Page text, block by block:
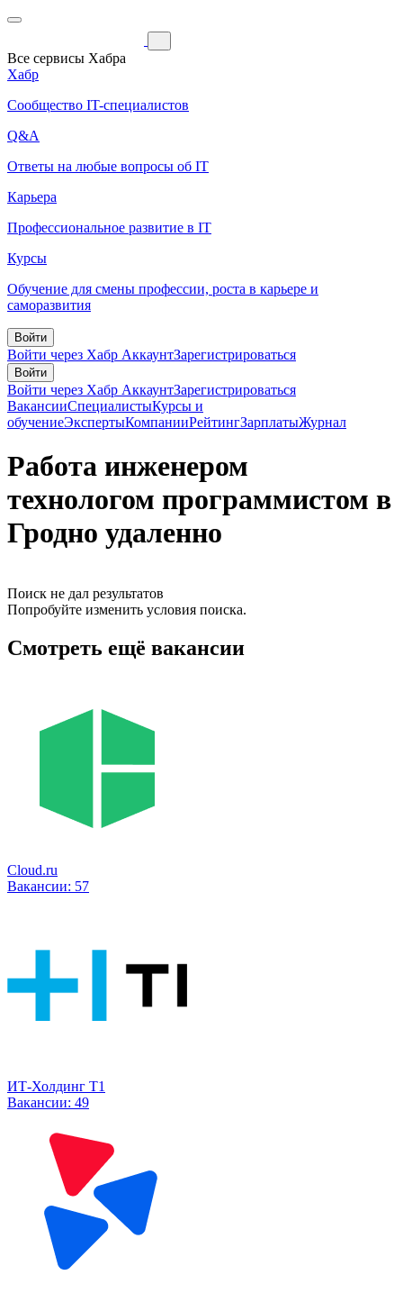
Все сервисы Хабра
Хабр
Сообщество IT-специалистов
Q&A
Ответы на любые вопросы об IT
Карьера
Профессиональное развитие в IT
Курсы
Обучение для смены профессии, роста в карьере и
саморазвития
Войти
Войти через Хабр АккаунтЗарегистрироваться
Войти
Войти через Хабр АккаунтЗарегистрироваться
ВакансииСпециалистыКурсы и
обучениеЭкспертыКомпанииРейтингЗарплатыЖурнал
Работа инженером
технологом программистом в
Гродно удаленно
Поиск не дал результатов
Попробуйте изменить условия поиска.
Смотреть ещё вакансии
Cloud.ru
Вакансии: 57
ИТ-Холдинг Т1
Вакансии: 49